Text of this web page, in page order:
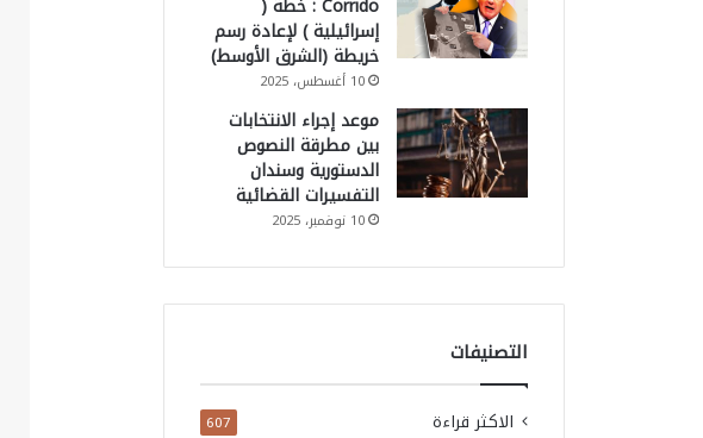
Corrido : خطة (
إسرائيلية ) لإعادة رسم
خريطة (الشرق الأوسط)
10 أغسطس، 2025
موعد إجراء الانتخابات
بين مطرقة النصوص
الدستورية وسندان
التفسيرات القضائية
10 نوفمبر، 2025
التصنيفات
الاكثر قراءة 607